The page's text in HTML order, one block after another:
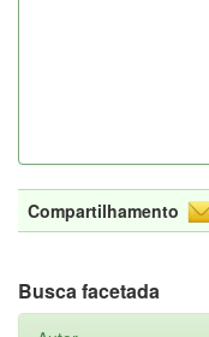
Compartilhamento
Busca facetada